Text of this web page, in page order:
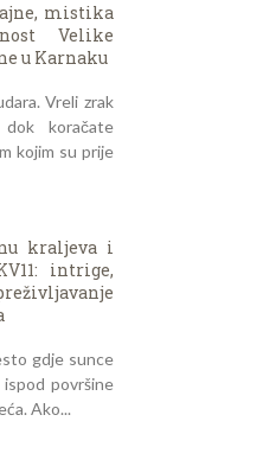
mistika
Velike
u Karnaku
Vreli zrak
koračate
kojim su prije
kraljeva i
intrige,
gdje sunce
površine
Ako...